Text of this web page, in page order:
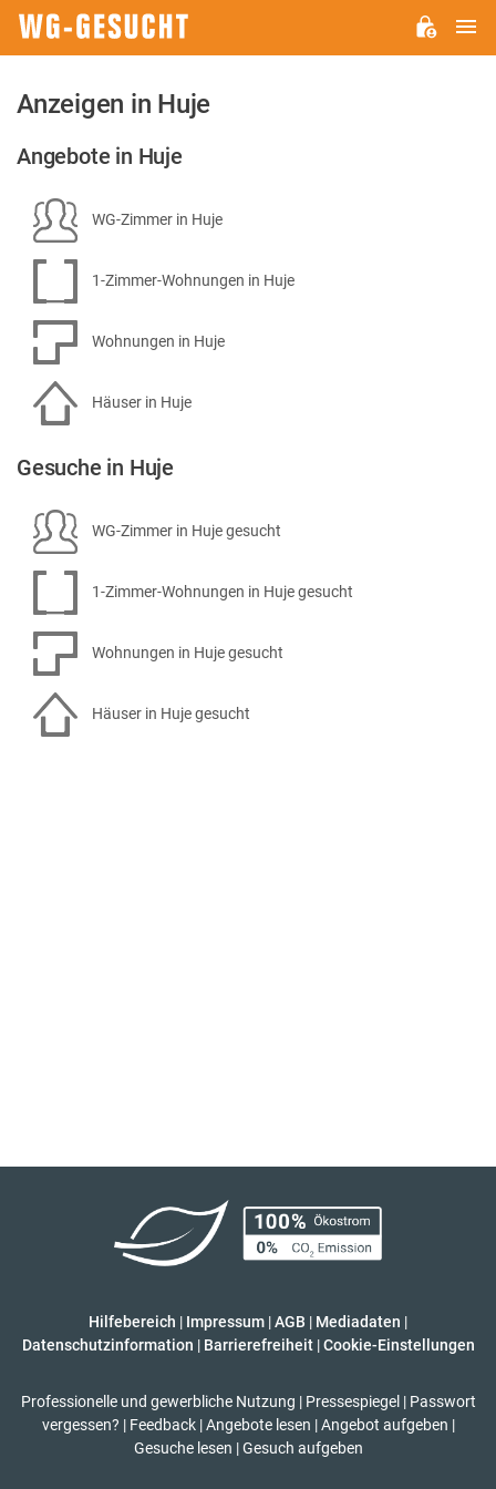
Anzeigen in Huje
Angebote in Huje
WG-Zimmer in Huje
1-Zimmer-Wohnungen in Huje
Wohnungen in Huje
Häuser in Huje
Gesuche in Huje
WG-Zimmer in Huje gesucht
1-Zimmer-Wohnungen in Huje gesucht
Wohnungen in Huje gesucht
Häuser in Huje gesucht
Hilfebereich | Impressum |AGB | Mediadaten |
Datenschutzinformation | Barrierefreiheit | Cookie-Einstellungen
Professionelle und gewerbliche Nutzung | Pressespiegel | Passwort
vergessen? | Feedback | Angebote lesen | Angebot aufgeben |
Gesuche lesen | Gesuch aufgeben